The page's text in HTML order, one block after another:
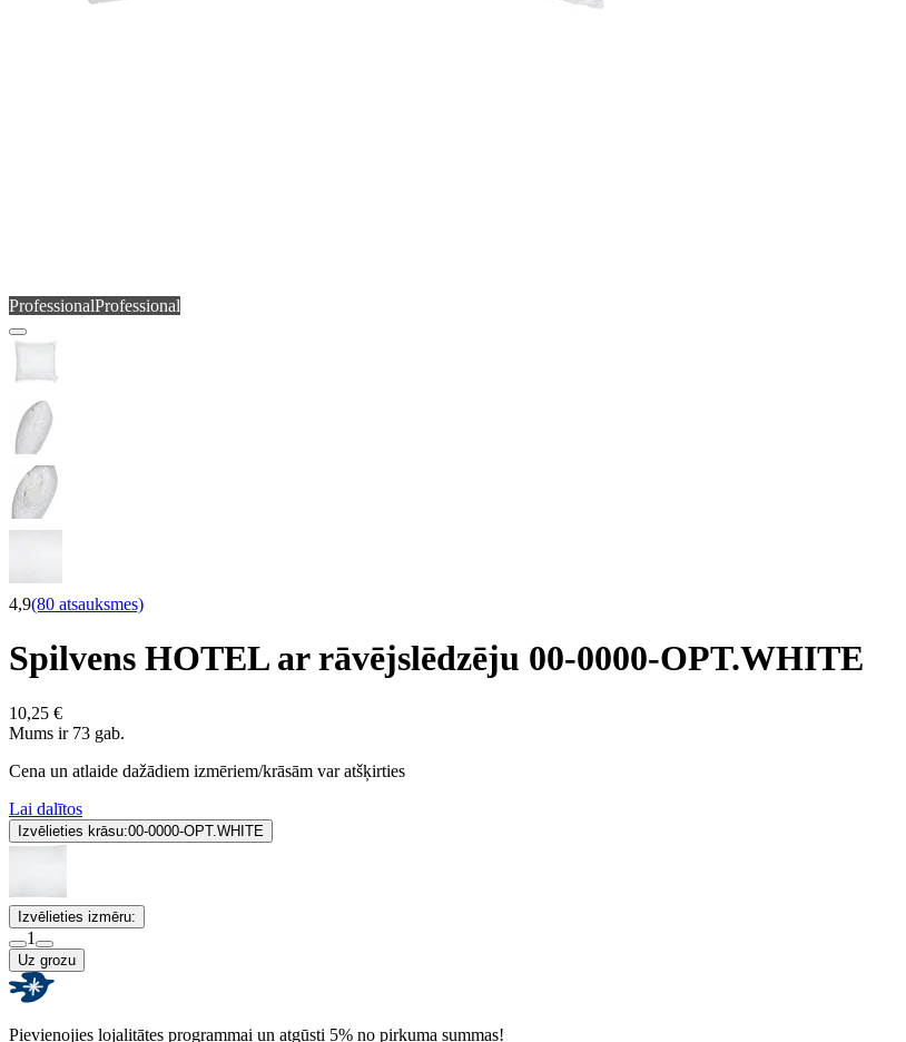
ProfessionalProfessional
4,9(80 atsauksmes)
Spilvens HOTEL ar rāvējslēdzēju 00-0000-OPT.WHITE
10,25 €
Mums ir 73 gab.
Cena un atlaide dažādiem izmēriem/krāsām var atšķirties
Lai dalītos
Izvēlieties krāsu:00-0000-OPT.WHITE
Izvēlieties izmēru:
1
Uz grozu
Pievienojies lojalitātes programmai un atgūsti 5% no pirkuma summas!